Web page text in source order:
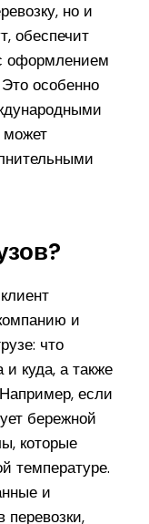
но и
обеспечит
оформлением
особенно
может
и
что
и куда, а также
если
бережной
которые
температуре.
и
перевозки,